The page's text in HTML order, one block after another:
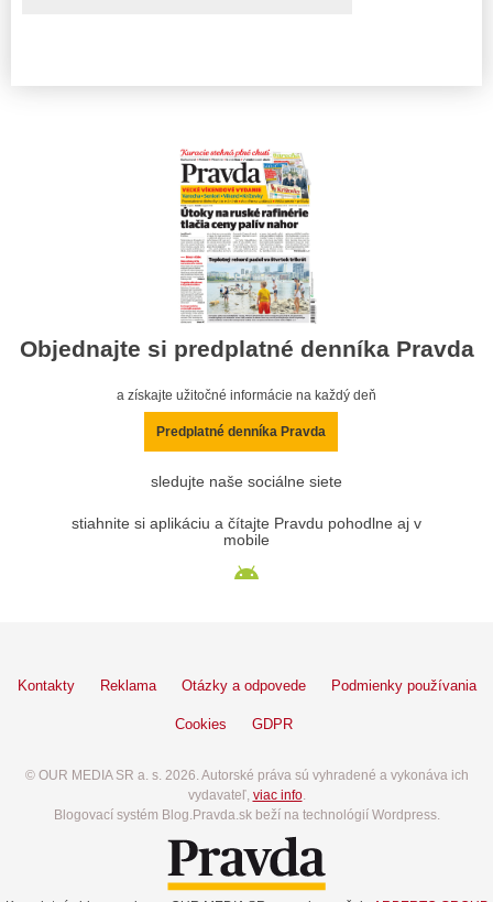
Objednajte si predplatné denníka Pravda
a získajte užitočné informácie na každý deň
Predplatné denníka Pravda
sledujte naše sociálne siete
stiahnite si aplikáciu a čítajte Pravdu pohodlne aj v
mobile
Kontakty Reklama Otázky a odpovede Podmienky používania
Cookies GDPR
© OUR MEDIA SR a. s. 2026. Autorské práva sú vyhradené a vykonáva ich
vydavateľ, viac info.
Blogovací systém Blog.Pravda.sk beží na technológií Wordpress.